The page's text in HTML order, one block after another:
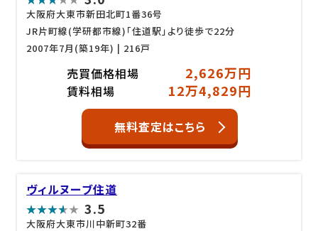
大阪府大東市新田北町1番36号
JR片町線(学研都市線)「住道駅」より徒歩で22分
2007年7月(築19年) | 216戸
売買価格相場 2,626万円
賃料相場 12万4,829円
無料査定はこちら
ヴィルヌーブ住道
3.5
大阪府大東市川中新町32番